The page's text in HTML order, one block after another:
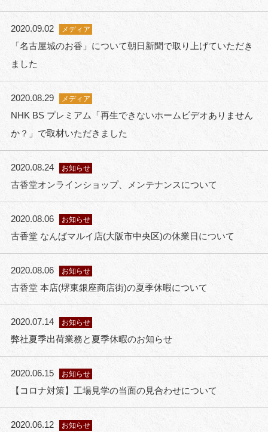
2020.09.02 メディア
「名古屋城のお香」について朝日新聞で取り上げていただき
ました
2020.08.29 メディア
NHK BS プレミアム「再生できないホームビデオありません
か？」で取材いただきました
2020.08.24 お知らせ
古香堂オンラインショップ、メンテナンスについて
2020.08.06 お知らせ
古香堂 なんばマルイ店(大阪市中央区)の休業日について
2020.08.06 お知らせ
古香堂 本店(堺東銀座商店街)の夏季休暇について
2020.07.14 お知らせ
弊社夏季出荷業務と夏季休暇のお知らせ
2020.06.15 お知らせ
【コロナ対策】工場見学の当面の見合わせについて
2020.06.12 お知らせ